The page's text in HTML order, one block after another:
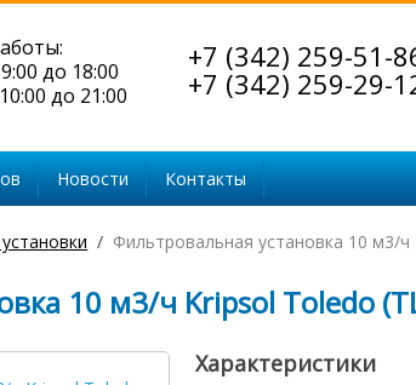
+7 (342) 259-51-
+7 (342) 259-29-
до 18:00
до 21:00
Новости Контакты
Фильтровальная установка 10 м3/
10 м3/ч Kripsol Toledo
Характеристики